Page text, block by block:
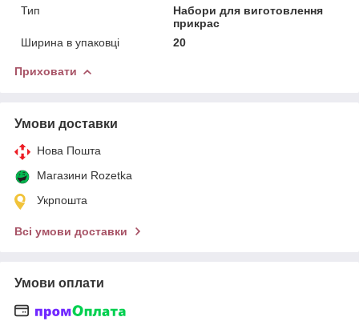
Тип
Набори для виготовлення
прикрас
Ширина в упаковці
20
Приховати
Умови доставки
Нова Пошта
Магазини Rozetka
Укрпошта
Всі умови доставки
Умови оплати